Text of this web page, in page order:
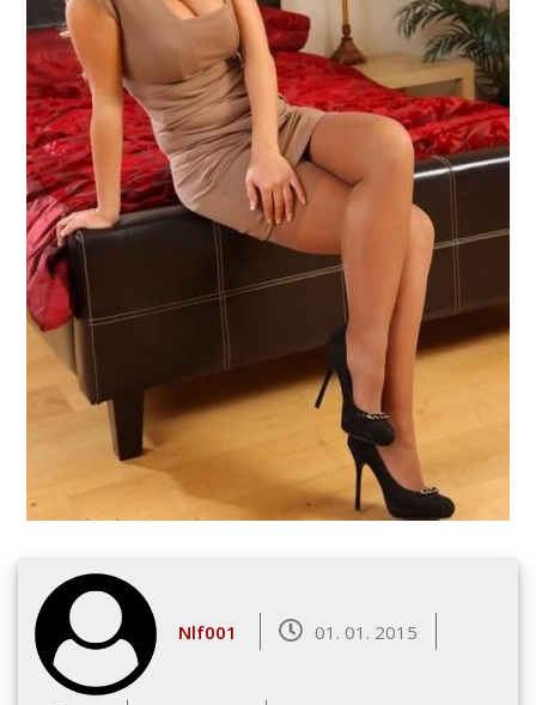
Nlf001 01. 01. 2015